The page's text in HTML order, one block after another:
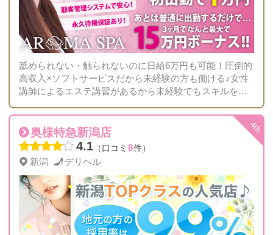
舐められない・触られないのに日給6万円も可能！圧倒的
高収入×ソフトサービスだから未経験の方も働ける♪女性
講師によるエステ講習があるから未経験でもスキルを獲
奥様特急新潟店
4.1 （口コミ 8件）
新潟 デリヘル